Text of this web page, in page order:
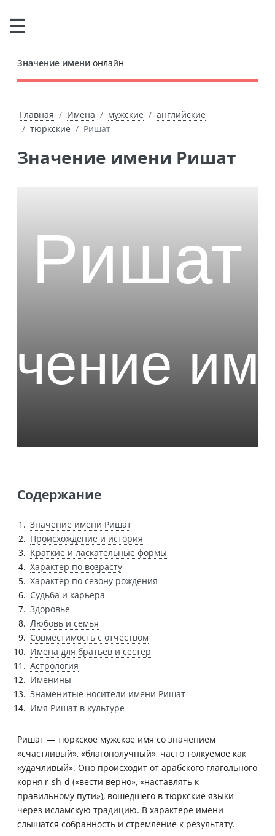
Значение имени онлайн
Главная Имена мужские
английские
тюркские
Ришат
Значение имени Ришат
Содержание
Значение имени Ришат
Происхождение и история
Краткие и ласкательные формы
Характер по возрасту
Характер по сезону рождения
Судьба и карьера
Здоровье
Любовь и семья
Совместимость с отчеством
Имена для братьев и сестёр
Астрология
Именины
Знаменитые носители имени Ришат
Имя Ришат в культуре
Ришат — тюркское мужское имя со значением
«счастливый», «благополучный», часто толкуемое как
«удачливый». Оно происходит от арабского глагольного
корня r-sh-d («вести верно», «наставлять к
правильному пути»), вошедшего в тюркские языки
через исламскую традицию. В характере имени
слышатся собранность и стремление к результату.